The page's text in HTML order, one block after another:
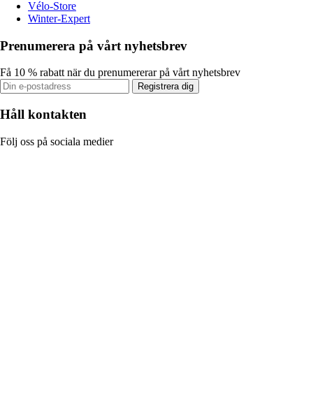
Vélo-Store
Winter-Expert
Prenumerera på vårt nyhetsbrev
Få 10 % rabatt när du prenumererar på vårt nyhetsbrev
Registrera dig
Håll kontakten
Följ oss på sociala medier